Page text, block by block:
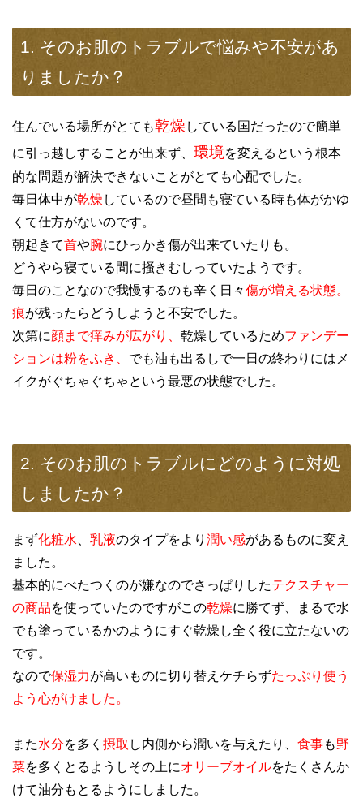
1. そのお肌のトラブルで悩みや不安があ
りましたか？
住んでいる場所がとても乾燥 している国だったので簡単
に引っ越しすることが出来ず、 環境を変えるという根本
的な問題が解決できないことがとても心配でした。
毎日体中が乾燥 しているので昼間も寝ている時も体がかゆ
くて仕方がないのです。
朝起きて首や腕にひっかき傷が出来ていたりも。
どうやら寝ている間に掻きむしっていたようです。
毎日のことなので我慢するのも辛く日々傷が増える状態。
痕が残ったらどうしようと不安でした。
次第に顔まで痒みが広がり、 乾燥しているためファンデー
ションは粉をふき、 でも油も出るしで一日の終わりにはメ
イクがぐちゃぐちゃという最悪の状態でした。
2. そのお肌のトラブルにどのように対処
しましたか？
まず化粧水 乳液のタイプをより 潤い感があるものに変え
ました。
基本的にべたつくのが嫌なのでさっぱりしたテクスチャー
の商品を使っていたのですがこの乾燥に勝てず、まるで水
でも塗っているかのようにすぐ乾燥し全く役に立たないの
です。
なので保湿力が高いものに切り替えケチらずたっぷり使う
よう心がけました。
また水分を多く 摂取 し内側から潤いを与えたり、 食事も野
菜を多くとるようしその上にオリーブオイルをたくさんか
けて油分もとるようにしました。